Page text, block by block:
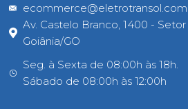
Av. Castelo Branco, 1400 -
Goiânia/GO
Seg. à Sexta de 08:00h às 18h.
Sábado de 08:00h às 12:00h